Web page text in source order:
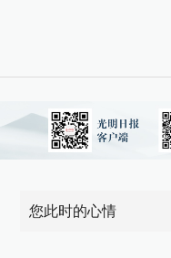
您此时的心情